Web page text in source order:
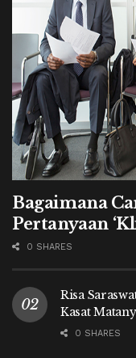
Bagaimana
Pertanyaan
0 SHARES
Risa
Kasat
0 SHARES